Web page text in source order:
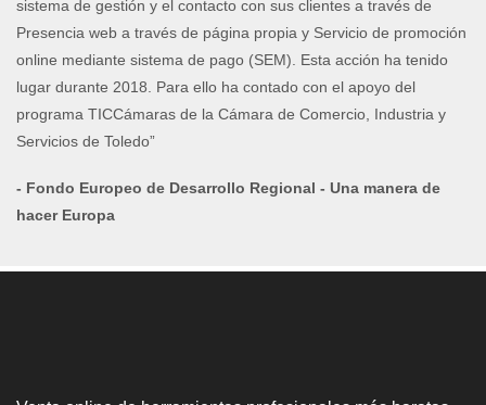
sistema de gestión y el contacto con sus clientes a través de
Presencia web a través de página propia y Servicio de promoción
online mediante sistema de pago (SEM). Esta acción ha tenido
lugar durante 2018. Para ello ha contado con el apoyo del
programa TICCámaras de la Cámara de Comercio, Industria y
Servicios de Toledo”
- Fondo Europeo de Desarrollo Regional - Una manera de
hacer Europa